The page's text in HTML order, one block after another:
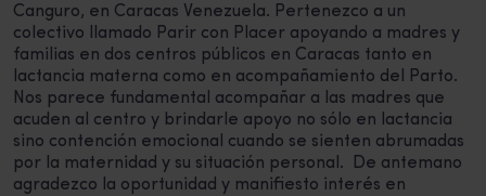
Canguro, en Caracas Venezuela. Pertenezco a un
colectivo llamado Parir con Placer apoyando a madres y
familias en dos centros públicos en Caracas tanto en
lactancia materna como en acompañamiento del Parto.
Nos parece fundamental acompañar a las madres que
acuden al centro y brindarle apoyo no sólo en lactancia
sino contención emocional cuando se sienten abrumadas
por la maternidad y su situación personal. De antemano
agradezco la oportunidad y manifiesto interés en